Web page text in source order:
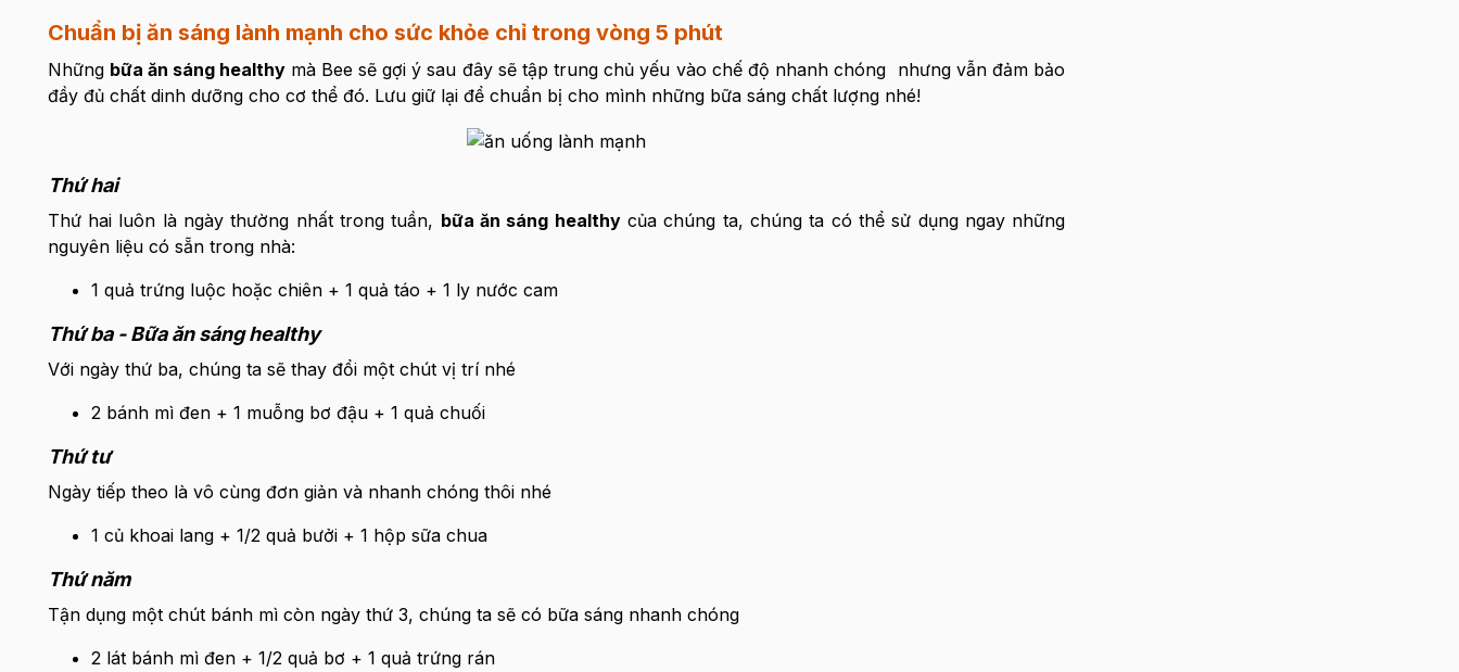
Chuẩn bị ăn sáng lành mạnh cho sức khỏe chỉ trong vòng 5 phút
Những bữa ăn sáng healthy mà Bee sẽ gợi ý sau đây sẽ tập trung chủ yếu vào chế độ nhanh chóng nhưng vẫn đảm bảo
đầy đủ chất dinh dưỡng cho cơ thể đó. Lưu giữ lại để chuẩn bị cho mình những bữa sáng chất lượng nhé!
Thứ hai
Thứ hai luôn là ngày thường nhất trong tuần, bữa ăn sáng healthycủa chúng ta, chúng ta có thể sử dụng ngay những
nguyên liệu có sẵn trong nhà:
1 quả trứng luộc hoặc chiên + 1 quả táo + 1 ly nước cam
Thứ ba - Bữa ăn sáng healthy
Với ngày thứ ba, chúng ta sẽ thay đổi một chút vị trí nhé
2 bánh mì đen + 1 muỗng bơ đậu + 1 quả chuối
Thứ tư
Ngày tiếp theo là vô cùng đơn giản và nhanh chóng thôi nhé
1 củ khoai lang + 1/2 quả bưởi + 1 hộp sữa chua
Thứ năm
Tận dụng một chút bánh mì còn ngày thứ 3, chúng ta sẽ có bữa sáng nhanh chóng
2 lát bánh mì đen + 1/2 quả bơ + 1 quả trứng rán